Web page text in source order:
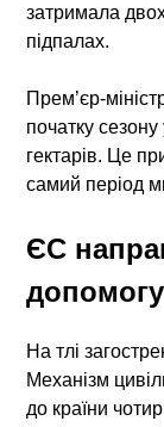
затримала
підпалах.
Прем’єр-
початку
гектарів. Це
самий період
ЄС
допомогу
На тлі
Механізм
до країни